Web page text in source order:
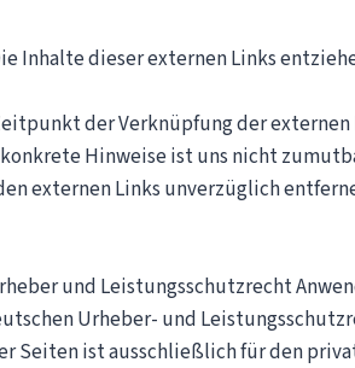
dieser externen Links
der Verknüpfung der externen
Hinweise ist uns nicht
externen Links unverzüglich
und Leistungsschutzrecht
Urheber- und
Seiten ist ausschließlich für den